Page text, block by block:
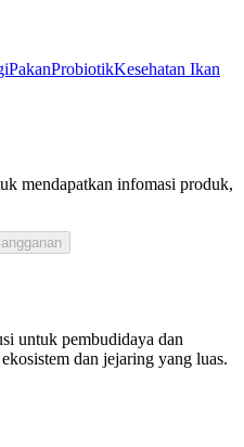
PakanProbiotikKesehatan Ikan
mendapatkan infomasi produk,
untuk pembudidaya dan
dan jejaring yang luas.